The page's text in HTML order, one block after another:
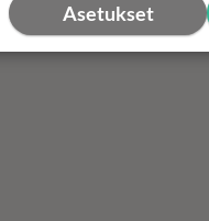
Asetukset